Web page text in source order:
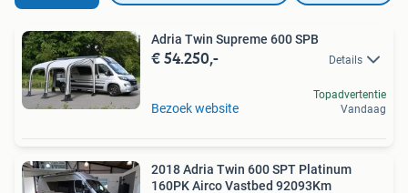
Adria Twin Supreme 600 SPB
€ 54.250,- Details
Bezoek website
Topadvertentie
Vandaag
2018 Adria Twin 600 SPT Platinum
160PK Airco Vastbed 92093Km